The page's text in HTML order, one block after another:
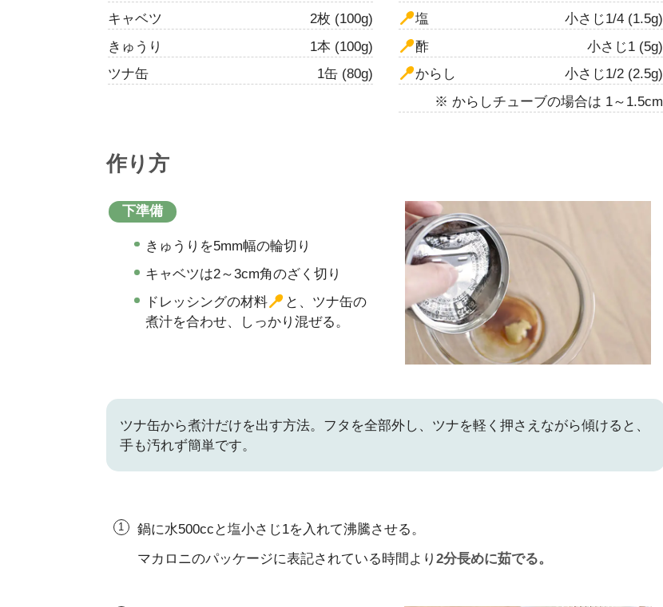
キャベツ
2枚 (100g)
きゅうり
1本 (100g)
ツナ缶
1缶 (80g)
塩
小さじ1/4 (1.5g)
酢
小さじ1 (5g)
からし
小さじ1/2 (2.5g)
※ からしチューブの場合は 1～1.5cm
作り方
下準備
きゅうりを5mm幅の輪切り
キャベツは2～3cm角のざく切り
ドレッシングの材料
と、ツナ缶の
煮汁を合わせ、しっかり混ぜる。
ツナ缶から煮汁だけを出す方法。フタを全部外し、ツナを軽く押さえながら傾けると、
手も汚れず簡単です。
鍋に水500ccと塩小さじ1を入れて沸騰させる。
マカロニのパッケージに表記されている時間より 2分長めに茹でる。